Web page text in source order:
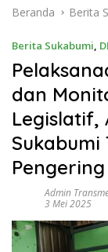
Beranda Berita
Berita Sukabumi,
dan
Legislatif,
Sukabumi
Admin
3 Mei 2025